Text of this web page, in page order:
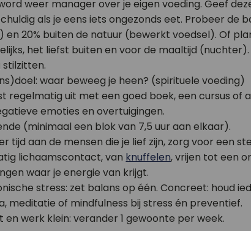
weer manager over je eigen voeding. Geef
als je eens iets ongezonds eet. Probeer de
en 20% buiten de natuur (bewerkt voedsel). Of
het liefst buiten en voor de maaltijd (nuchter).
stilzitten.
waar beweeg je heen? (spirituele voeding)
regelmatig uit met een goed boek, een cursus of
emoties en overtuigingen.
(minimaal een blok van 7,5 uur aan elkaar).
tijd aan de mensen die je lief zijn, zorg voor een
lichaamscontact, van knuffelen, vrijen tot een
waar je energie van krijgt.
stress: zet balans op één. Concreet: houd
meditatie of mindfulness bij stress én preventief.
en werk klein: verander 1 gewoonte per week.